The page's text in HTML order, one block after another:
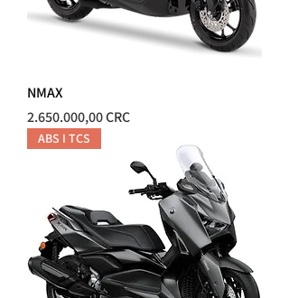
NMAX
Precio
2.650.000,00 CRC
ABS I TCS